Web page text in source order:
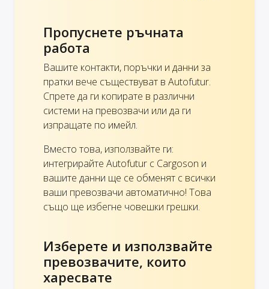
Пропуснете ръчната
работа
Вашите контакти, поръчки и данни за
пратки вече съществуват в Autofutur.
Спрете да ги копирате в различни
системи на превозвачи или да ги
изпращате по имейл.
Вместо това, използвайте ги:
интегрирайте Autofutur с Cargoson и
вашите данни ще се обменят с всички
ваши превозвачи автоматично! Това
също ще избегне човешки грешки.
Изберете и използвайте
превозвачите, които
харесвате